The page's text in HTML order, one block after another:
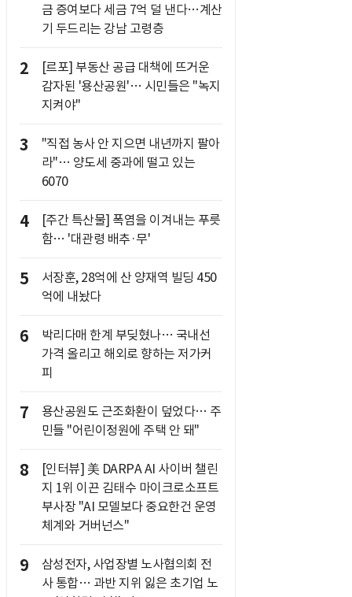
금 증여보다 세금 7억 덜 낸다…계산
기 두드리는 강남 고령층
2
[르포] 부동산 공급 대책에 뜨거운
감자된 '용산공원'… 시민들은 "녹지
지켜야"
3
"직접 농사 안 지으면 내년까지 팔아
라"… 양도세 중과에 떨고 있는
6070
4
[주간 특산물] 폭염을 이겨내는 푸릇
함… '대관령 배추·무'
5
서장훈, 28억에 산 양재역 빌딩 450
억에 내놨다
6
박리다매 한계 부딪혔나… 국내선
가격 올리고 해외로 향하는 저가커
피
7
용산공원도 근조화환이 덮었다… 주
민들 "어린이정원에 주택 안 돼"
8
[인터뷰] 美 DARPA AI 사이버 챌린
지 1위 이끈 김태수 마이크로소프트
부사장 "AI 모델보다 중요한건 운영
체계와 거버넌스"
9
삼성전자, 사업장별 노사협의회 전
사 통합… 과반 지위 잃은 초기업 노